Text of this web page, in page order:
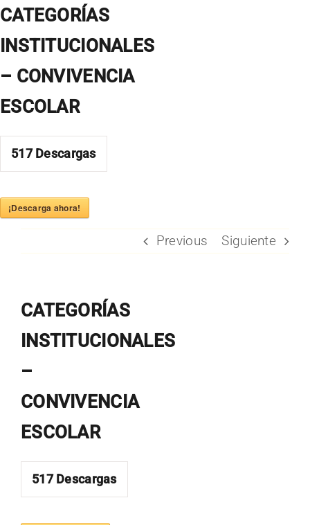
Skip
content
CATEGORÍAS
INSTITUCIONALES
– CONVIVENCIA
ESCOLAR
517Descargas
¡Descarga ahora!
Previous Siguiente
CATEGORÍAS
INSTITUCIONALES
–
CONVIVENCIA
ESCOLAR
517Descargas